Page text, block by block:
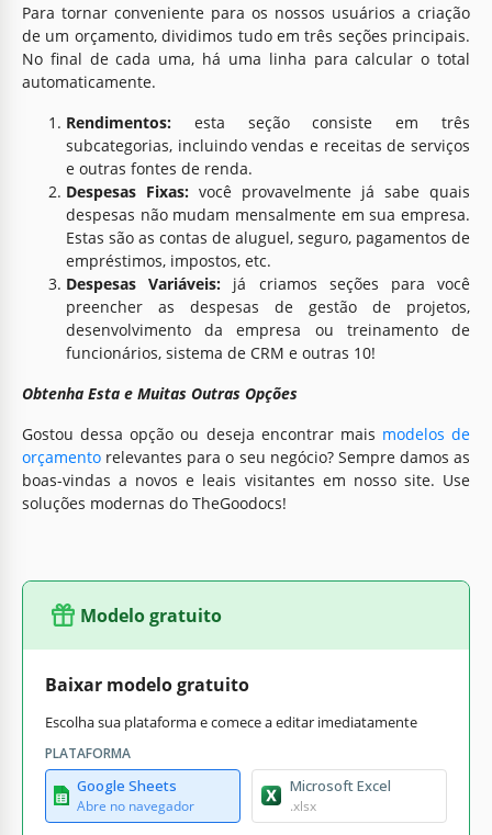
Para tornar conveniente para os nossos usuários a criação
de um orçamento, dividimos tudo em três seções principais.
No final de cada uma, há uma linha para calcular o total
automaticamente.
Rendimentos: esta seção consiste em três
subcategorias, incluindo vendas e receitas de serviços
e outras fontes de renda.
Despesas Fixas: você provavelmente já sabe quais
despesas não mudam mensalmente em sua empresa.
Estas são as contas de aluguel, seguro, pagamentos de
empréstimos, impostos, etc.
Despesas Variáveis: já criamos seções para você
preencher as despesas de gestão de projetos,
desenvolvimento da empresa ou treinamento de
funcionários, sistema de CRM e outras 10!
Obtenha Esta e Muitas Outras Opções
Gostou dessa opção ou deseja encontrar mais modelos de
orçamento relevantes para o seu negócio? Sempre damos as
boas-vindas a novos e leais visitantes em nosso site. Use
soluções modernas do TheGoodocs!
Modelo gratuito
Baixar modelo gratuito
Escolha sua plataforma e comece a editar imediatamente
PLATAFORMA
Google Sheets
Abre no navegador
Microsoft Excel
.xlsx